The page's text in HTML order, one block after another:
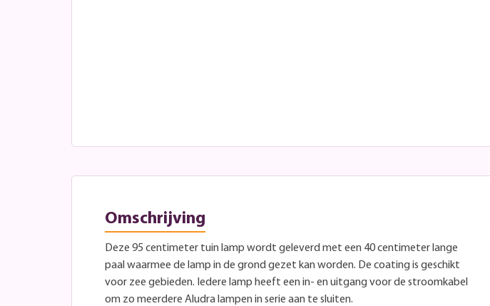
Omschrijving
Deze 95 centimeter tuin lamp wordt geleverd met een 40 centimeter lange
paal waarmee de lamp in de grond gezet kan worden. De coating is geschikt
voor zee gebieden. Iedere lamp heeft een in- en uitgang voor de stroomkabel
om zo meerdere Aludra lampen in serie aan te sluiten.